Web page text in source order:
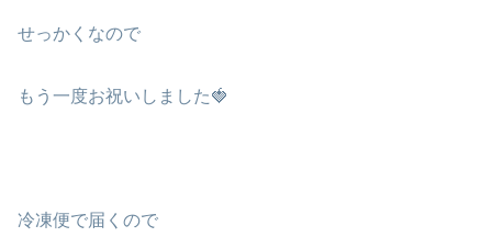
せっかくなので
もう一度お祝いしました🍓
冷凍便で届くので